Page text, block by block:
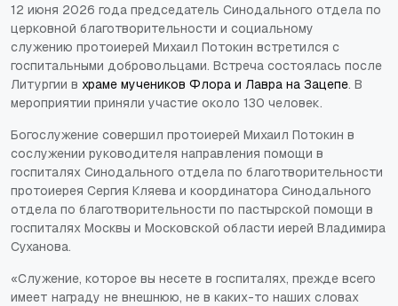
12 июня 2026 года председатель Синодального отдела по
церковной благотворительности и социальному
служению протоиерей Михаил Потокин встретился с
госпитальными добровольцами. Встреча состоялась после
Литургии в храме мучеников Флора и Лавра на Зацепе. В
мероприятии приняли участие около 130 человек.
Богослужение совершил протоиерей Михаил Потокин в
сослужении руководителя направления помощи в
госпиталях Синодального отдела по благотворительности
протоиерея Сергия Кляева и координатора Синодального
отдела по благотворительности по пастырской помощи в
госпиталях Москвы и Московской области иерей Владимира
Суханова.
«Служение, которое вы несете в госпиталях, прежде всего
имеет награду не внешнюю, не в каких-то наших словах